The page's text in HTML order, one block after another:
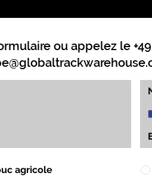
ou appelez le
agricole